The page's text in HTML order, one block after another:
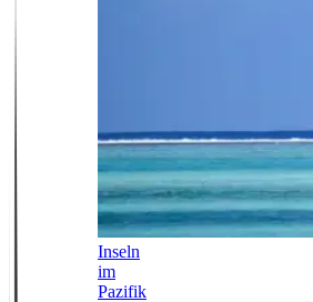
Inseln
im
Pazifik